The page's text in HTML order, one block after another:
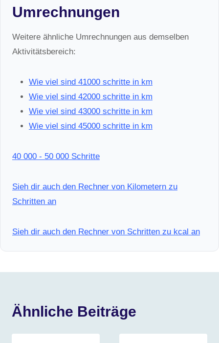
Umrechnungen
Weitere ähnliche Umrechnungen aus demselben
Aktivitätsbereich:
Wie viel sind 41000 schritte in km
Wie viel sind 42000 schritte in km
Wie viel sind 43000 schritte in km
Wie viel sind 45000 schritte in km
40 000 - 50 000 Schritte
Sieh dir auch den Rechner von Kilometern zu
Schritten an
Sieh dir auch den Rechner von Schritten zu kcal an
Ähnliche Beiträge